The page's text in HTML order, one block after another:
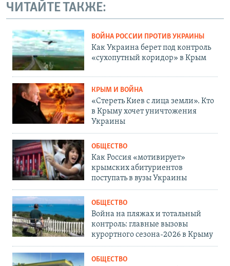
ЧИТАЙТЕ ТАКЖЕ:
ВОЙНА РОССИИ ПРОТИВ УКРАИНЫ
Как Украина берет под контроль
«сухопутный коридор» в Крым
КРЫМ И ВОЙНА
«Стереть Киев с лица земли». Кто
в Крыму хочет уничтожения
Украины
ОБЩЕСТВО
Как Россия «мотивирует»
крымских абитуриентов
поступать в вузы Украины
ОБЩЕСТВО
Война на пляжах и тотальный
контроль: главные вызовы
курортного сезона-2026 в Крыму
ОБЩЕСТВО